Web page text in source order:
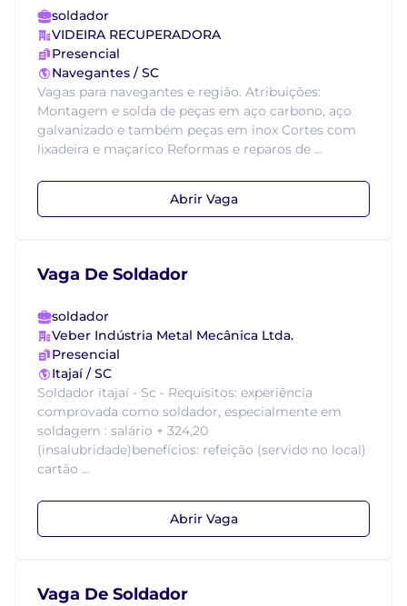
soldador
VIDEIRA RECUPERADORA
Presencial
Navegantes / SC
Vagas para navegantes e região. Atribuições:
Montagem e solda de peças em aço carbono, aço
galvanizado e também peças em inox Cortes com
lixadeira e maçarico Reformas e reparos de ...
Abrir Vaga
Vaga De Soldador
soldador
Veber Indústria Metal Mecânica Ltda.
Presencial
Itajaí / SC
Soldador itajaí - Sc - Requisitos: experiência
comprovada como soldador, especialmente em
soldagem : salário + 324,20
(insalubridade)benefícios: refeição (servido no local)
cartão ...
Abrir Vaga
Vaga De Soldador